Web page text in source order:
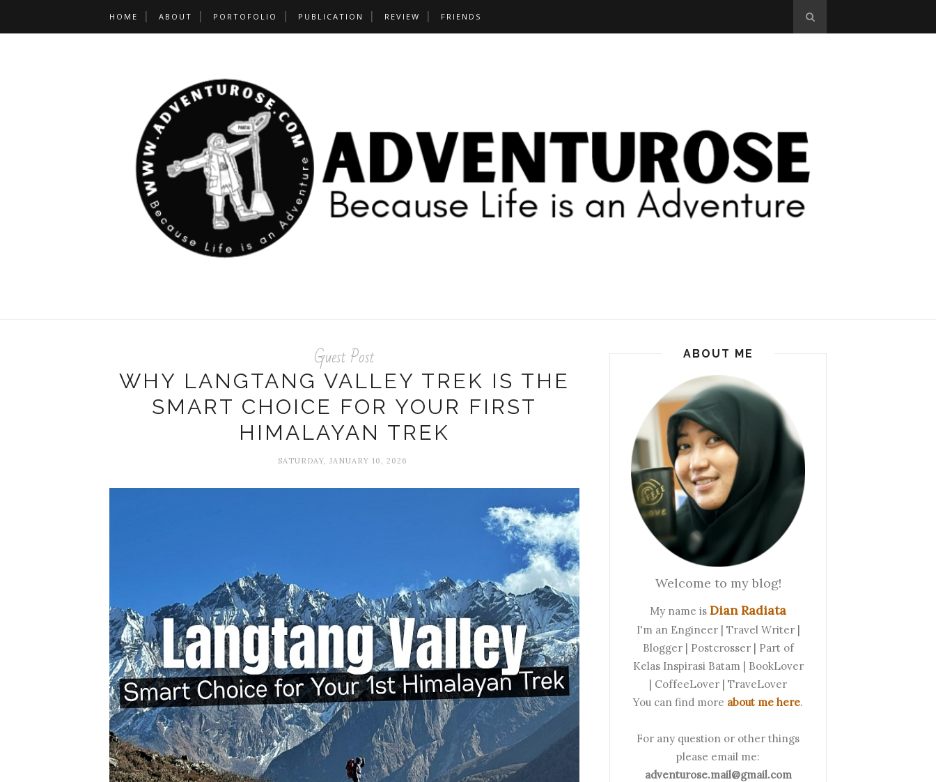
HOME ABOUT PORTOFOLIO PUBLICATION REVIEW FRIENDS
Guest Post
WHY LANGTANG VALLEY TREK IS THE
SMART CHOICE FOR YOUR FIRST
HIMALAYAN TREK
SATURDAY, JANUARY 10, 2026
ABOUT ME
Welcome to my blog!
My name is Dian Radiata
I'm an Engineer | Travel Writer |
Blogger | Postcrosser | Part of
Kelas Inspirasi Batam | BookLover
| CoffeeLover | TraveLover
You can find more about me here.
For any question or other things
please email me:
adventurose.mail@gmail.com